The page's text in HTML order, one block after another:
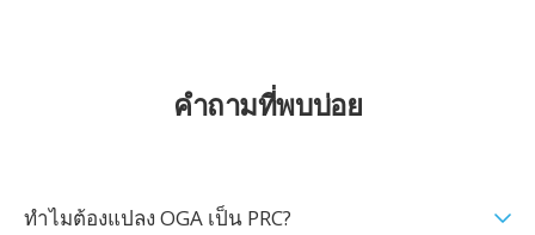
คำถามที่พบบ่อย
ทำไมต้องแปลง OGA เป็น PRC?